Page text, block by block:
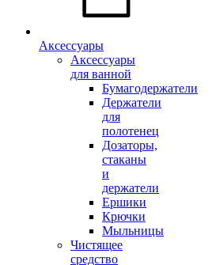
Аксессуары
Аксессуары
для ванной
Бумагодержатели
Держатели
для
полотенец
Дозаторы,
стаканы
и
держатели
Ершики
Крючки
Мыльницы
Чистящее
средство